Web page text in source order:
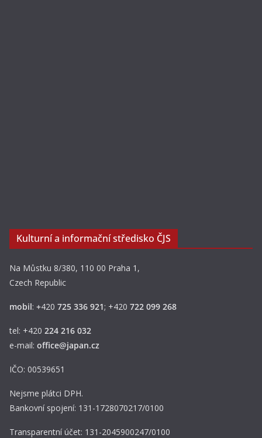
Kulturní a informační středisko ČJS
Na Můstku 8/380, 110 00 Praha 1,
Czech Republic
mobil: +420 725 336 921; +420 722 099 268
tel: +420 224 216 032
e-mail: office@japan.cz
IČO: 00539651
Nejsme plátci DPH.
Bankovní spojení: 131-1728070217/0100
Transparentní účet: 131-2045900247/0100